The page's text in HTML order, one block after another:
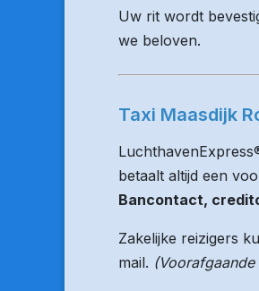
Uw rit wordt
we beloven.
Taxi Maasdijk
betaalt altijd een
Bancontact,
Zakelijke reizigers
mail.